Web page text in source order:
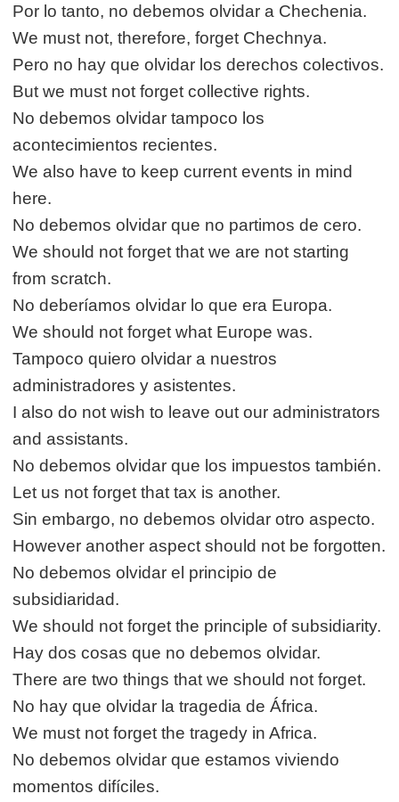
Por lo tanto, no debemos olvidar a Chechenia.
We must not, therefore, forget Chechnya.
Pero no hay que olvidar los derechos colectivos.
But we must not forget collective rights.
No debemos olvidar tampoco los
acontecimientos recientes.
We also have to keep current events in mind
here.
No debemos olvidar que no partimos de cero.
We should not forget that we are not starting
from scratch.
No deberíamos olvidar lo que era Europa.
We should not forget what Europe was.
Tampoco quiero olvidar a nuestros
administradores y asistentes.
I also do not wish to leave out our administrators
and assistants.
No debemos olvidar que los impuestos también.
Let us not forget that tax is another.
Sin embargo, no debemos olvidar otro aspecto.
However another aspect should not be forgotten.
No debemos olvidar el principio de
subsidiaridad.
We should not forget the principle of subsidiarity.
Hay dos cosas que no debemos olvidar.
There are two things that we should not forget.
No hay que olvidar la tragedia de África.
We must not forget the tragedy in Africa.
No debemos olvidar que estamos viviendo
momentos difíciles.